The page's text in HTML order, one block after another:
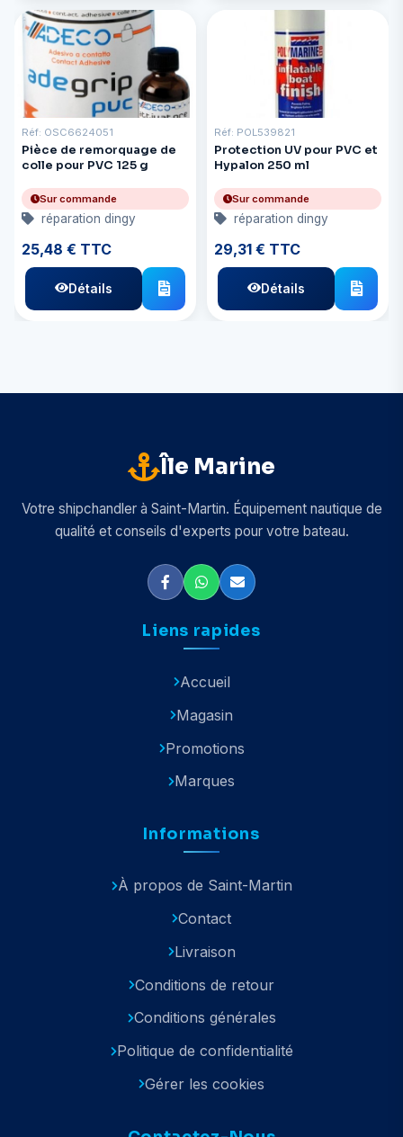
Réf: OSC6624051
Pièce de remorquage de
colle pour PVC 125 g
Sur commande
réparation dingy
25,48 € TTC
Détails
Réf: POL539821
Protection UV pour PVC et
Hypalon 250 ml
Sur commande
réparation dingy
29,31 € TTC
Détails
Île Marine
Votre shipchandler à Saint-Martin. Équipement nautique de
qualité et conseils d'experts pour votre bateau.
Liens rapides
Accueil
Magasin
Promotions
Marques
Informations
À propos de Saint-Martin
Contact
Livraison
Conditions de retour
Conditions générales
Politique de confidentialité
Gérer les cookies